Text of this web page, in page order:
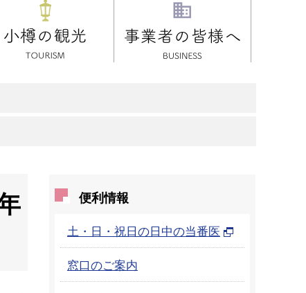
便利情報
土・日・祝日の日中の当番医
窓口のご案内